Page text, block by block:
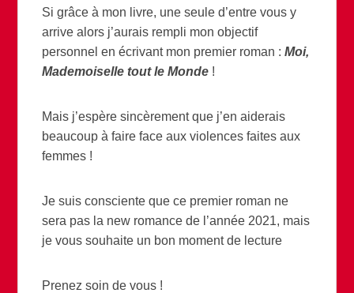
Si grâce à mon livre, une seule d’entre vous y
arrive alors j’aurais rempli mon objectif
personnel en écrivant mon premier roman :Moi,
Mademoiselle tout le Monde !
Mais j’espère sincèrement que j’en aiderais
beaucoup à faire face aux violences faites aux
femmes !
Je suis consciente que ce premier roman ne
sera pas la new romance de l’année 2021, mais
je vous souhaite un bon moment de lecture
Prenez soin de vous !